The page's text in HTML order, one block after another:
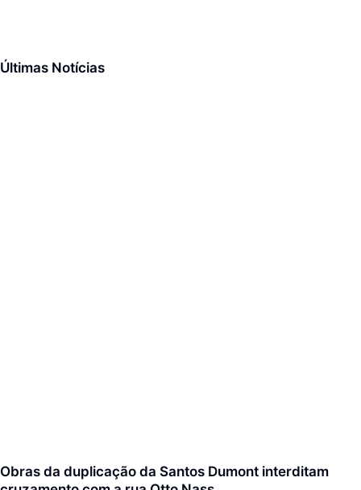
Últimas Notícias
Obras da duplicação da Santos Dumont interditam